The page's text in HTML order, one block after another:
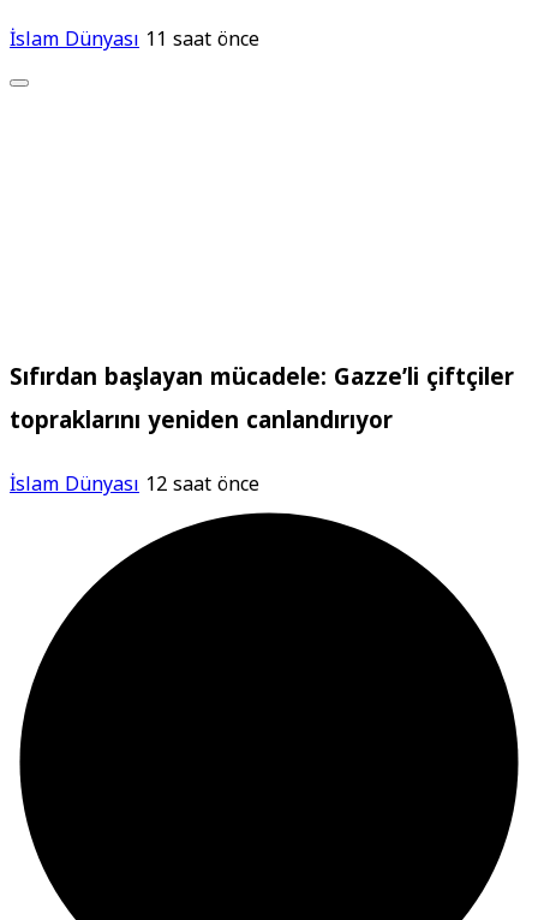
İslam Dünyası 11 saat önce
Sıfırdan başlayan mücadele: Gazze’li çiftçiler
topraklarını yeniden canlandırıyor
İslam Dünyası 12 saat önce